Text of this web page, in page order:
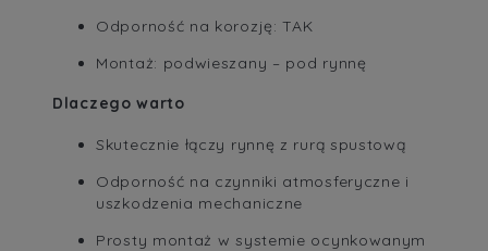
Odporność na korozję: TAK
Montaż: podwieszany – pod rynnę
Dlaczego warto
Skutecznie łączy rynnę z rurą spustową
Odporność na czynniki atmosferyczne i
uszkodzenia mechaniczne
Prosty montaż w systemie ocynkowanym